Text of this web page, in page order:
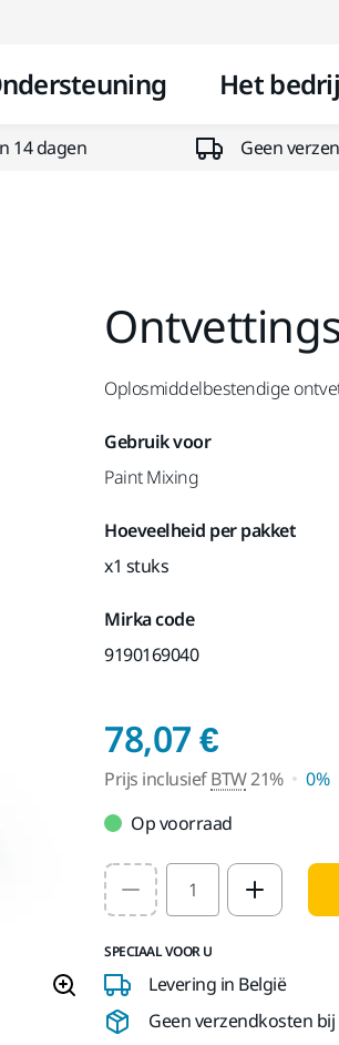
Het
14 dagen Geen
Oplosmiddelbestendige
Gebruik voor
Paint Mixing
Hoeveelheid per pakket
x1 stuks
Mirka code
9190169040
78,07 €Prijs
Prijs inclusiefBTW21%
0%
Op voorraad
Select quantity value
SPECIAAL VOOR U
Levering in België
Geen verzendkosten